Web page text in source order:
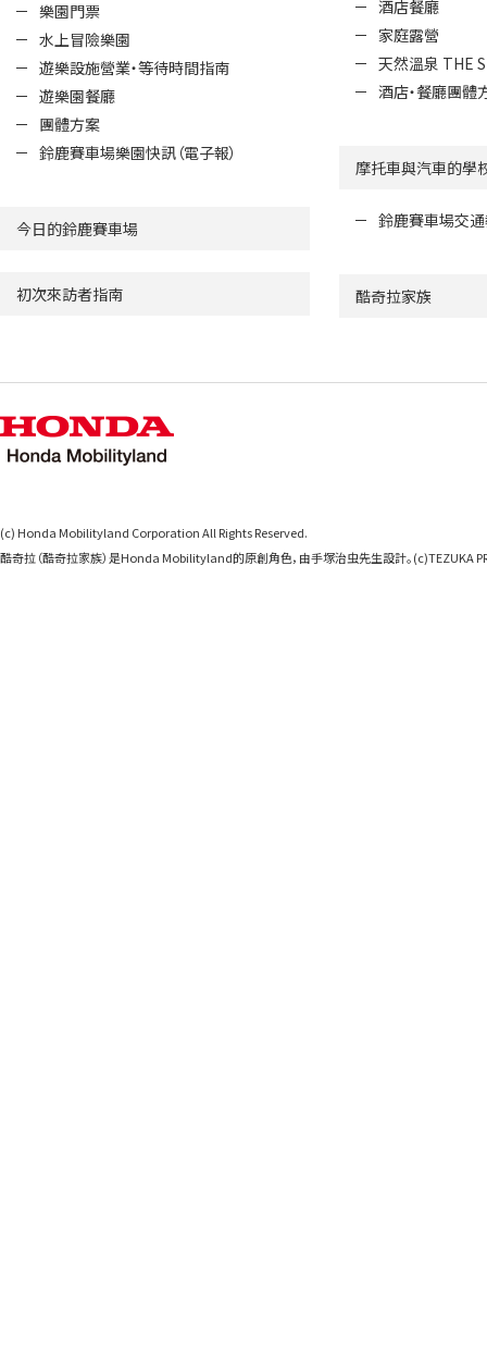
樂園門票
水上冒險樂園
遊樂設施營業・等待時間指南
遊樂園餐廳
團體方案
鈴鹿賽車場樂園快訊（電子報）
今日的鈴鹿賽車場
初次來訪者指南
酒店餐廳
家庭露營
天然溫泉 THE
酒店・餐廳團體
摩托車與汽車的學
鈴鹿賽車場交
酷奇拉家族
(c) Honda Mobilityland Corporation All Rights Reserved.
酷奇拉（酷奇拉家族）是Honda Mobilityland的原創角色，由手塚治虫先生設計。(c)TEZUKA